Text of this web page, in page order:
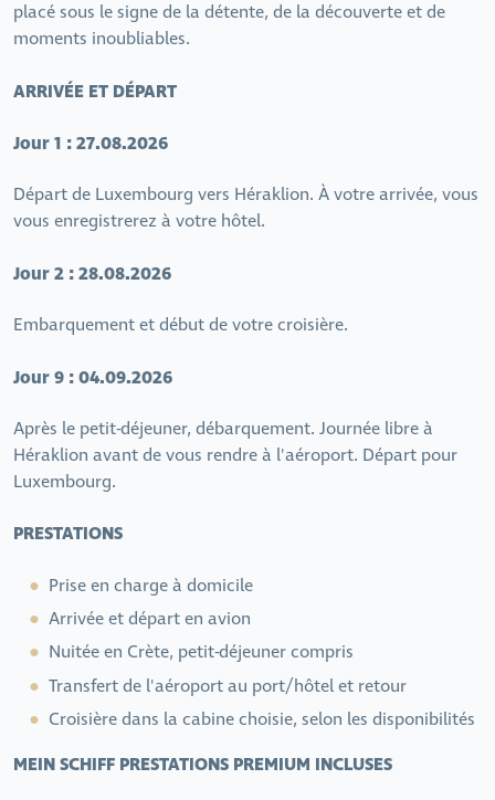
placé sous le signe de la détente, de la découverte et de
moments inoubliables.
ARRIVÉE ET DÉPART
Jour 1 : 27.08.2026
Départ de Luxembourg vers Héraklion. À votre arrivée, vous
vous enregistrerez à votre hôtel.
Jour 2 : 28.08.2026
Embarquement et début de votre croisière.
Jour 9 : 04.09.2026
Après le petit-déjeuner, débarquement. Journée libre à
Héraklion avant de vous rendre à l'aéroport. Départ pour
Luxembourg.
PRESTATIONS
Prise en charge à domicile
Arrivée et départ en avion
Nuitée en Crète, petit-déjeuner compris
Transfert de l'aéroport au port/hôtel et retour
Croisière dans la cabine choisie, selon les disponibilités
MEIN SCHIFF PRESTATIONS PREMIUM INCLUSES